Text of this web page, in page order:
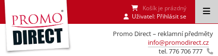
Promo Direct – reklamní předměty
info@promodirect.cz
tel. 776 706 777
Košík je prázdný
Uživatel: Přihlásit se